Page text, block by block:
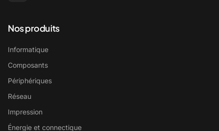
Nos produits
Informatique
Composants
Périphériques
Réseau
Impression
Énergie et connectique